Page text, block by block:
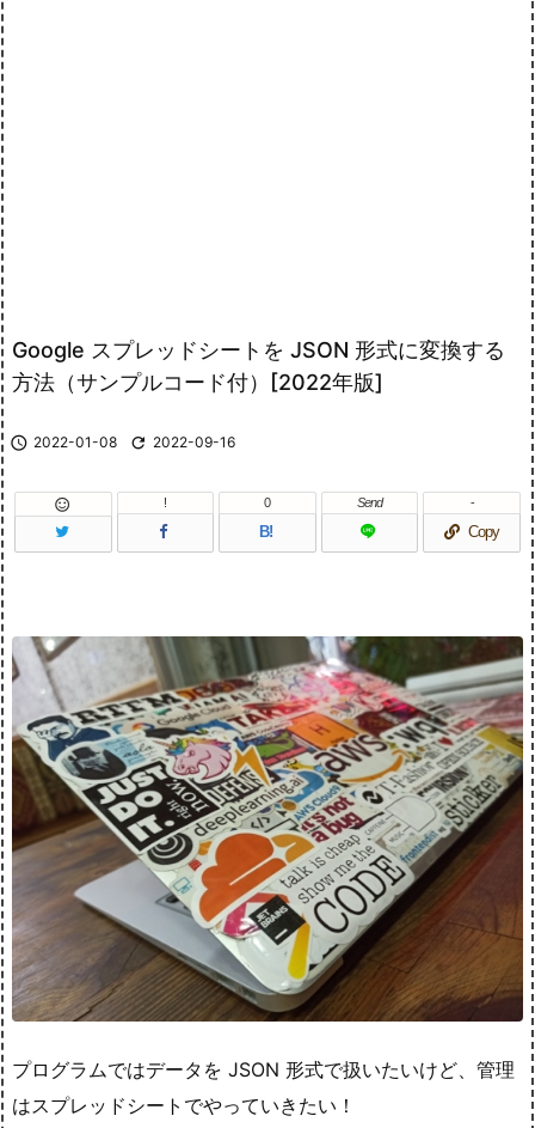
Google スプレッドシートを JSON 形式に変換する
方法（サンプルコード付）[2022年版]
 2022-01-08  2022-09-16
 !
B!
0 Send
Copy
-
プログラムではデータを JSON 形式で扱いたいけど、管理
はスプレッドシートでやっていきたい！